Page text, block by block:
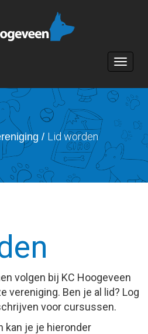
Toggle
/ Lid worden
volgen bij KC Hoogeveen
vereniging. Ben je al lid? Log
voor cursussen.
kan je je hieronder